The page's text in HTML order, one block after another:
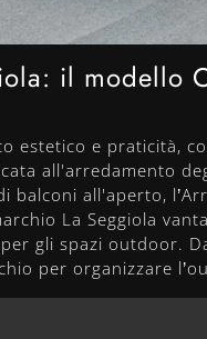
il modello
estetico e praticità,
all'arredamento
all'aperto,
La Seggiola
gli spazi outdoor.
per organizzare